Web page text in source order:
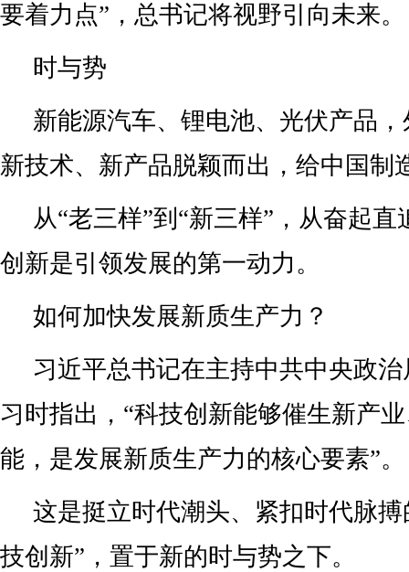
要着力点”，总书记将视野引向未来。
时与势
新能源汽车、锂电池、光伏产品，
新技术、新产品脱颖而出，给中国制
从“老三样”到“新三样”，从奋起
创新是引领发展的第一动力。
如何加快发展新质生产力？
习近平总书记在主持中共中央政
习时指出，“科技创新能够催生新产
能，是发展新质生产力的核心要素”。
这是挺立时代潮头、紧扣时代脉
技创新”，置于新的时与势之下。